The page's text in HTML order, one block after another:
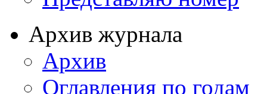
Архив журнала
Архив
Оглавления по годам